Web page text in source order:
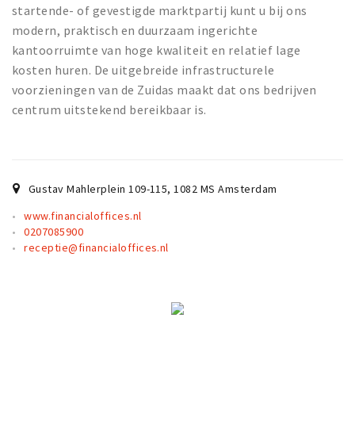
Interviews
Hello Zuidas Articles
About Hello Zuidas
Programme
Inloggen
startende- of gevestigde marktpartij kunt u bij ons
modern, praktisch en duurzaam ingerichte
kantoorruimte van hoge kwaliteit en relatief lage
kosten huren. De uitgebreide infrastructurele
voorzieningen van de Zuidas maakt dat ons bedrijven
centrum uitstekend bereikbaar is.
Gustav Mahlerplein 109-115,1082 MSAmsterdam
www.financialoffices.nl
0207085900
receptie@financialoffices.nl